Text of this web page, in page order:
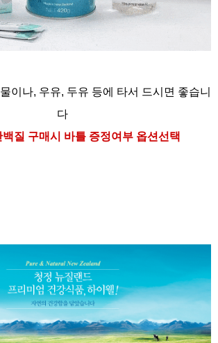
물이나, 우유, 두유 등에 타서 드시면 좋습니
다
질 구매시 바틀 증정여부 옵션선택